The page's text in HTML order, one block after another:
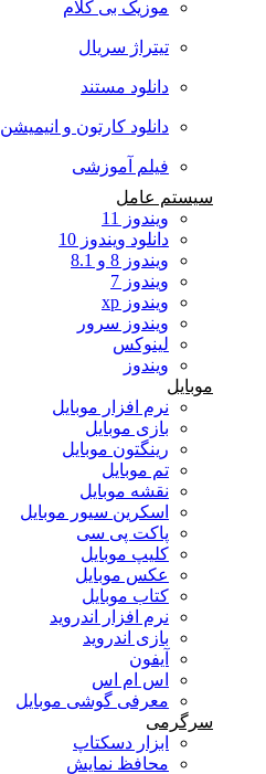
موزیک بی کلام
تیتراژ سریال
دانلود مستند
دانلود کارتون و انیمیشن
فیلم آموزشی
سیستم عامل
ویندوز 11
دانلود ویندوز 10
ویندوز 8 و 8.1
ویندوز 7
ویندوز xp
ویندوز سرور
لینوکس
ویندوز
موبایل
نرم افزار موبایل
بازی موبایل
رینگتون موبایل
تم موبایل
نقشه موبایل
اسکرین سیور موبایل
پاکت پی سی
کلیپ موبایل
عکس موبایل
کتاب موبایل
نرم افزار اندروید
بازی اندروید
آیفون
اس ام اس
معرفی گوشی موبایل
سرگرمی
ابزار دسکتاپ
محافظ نمایش